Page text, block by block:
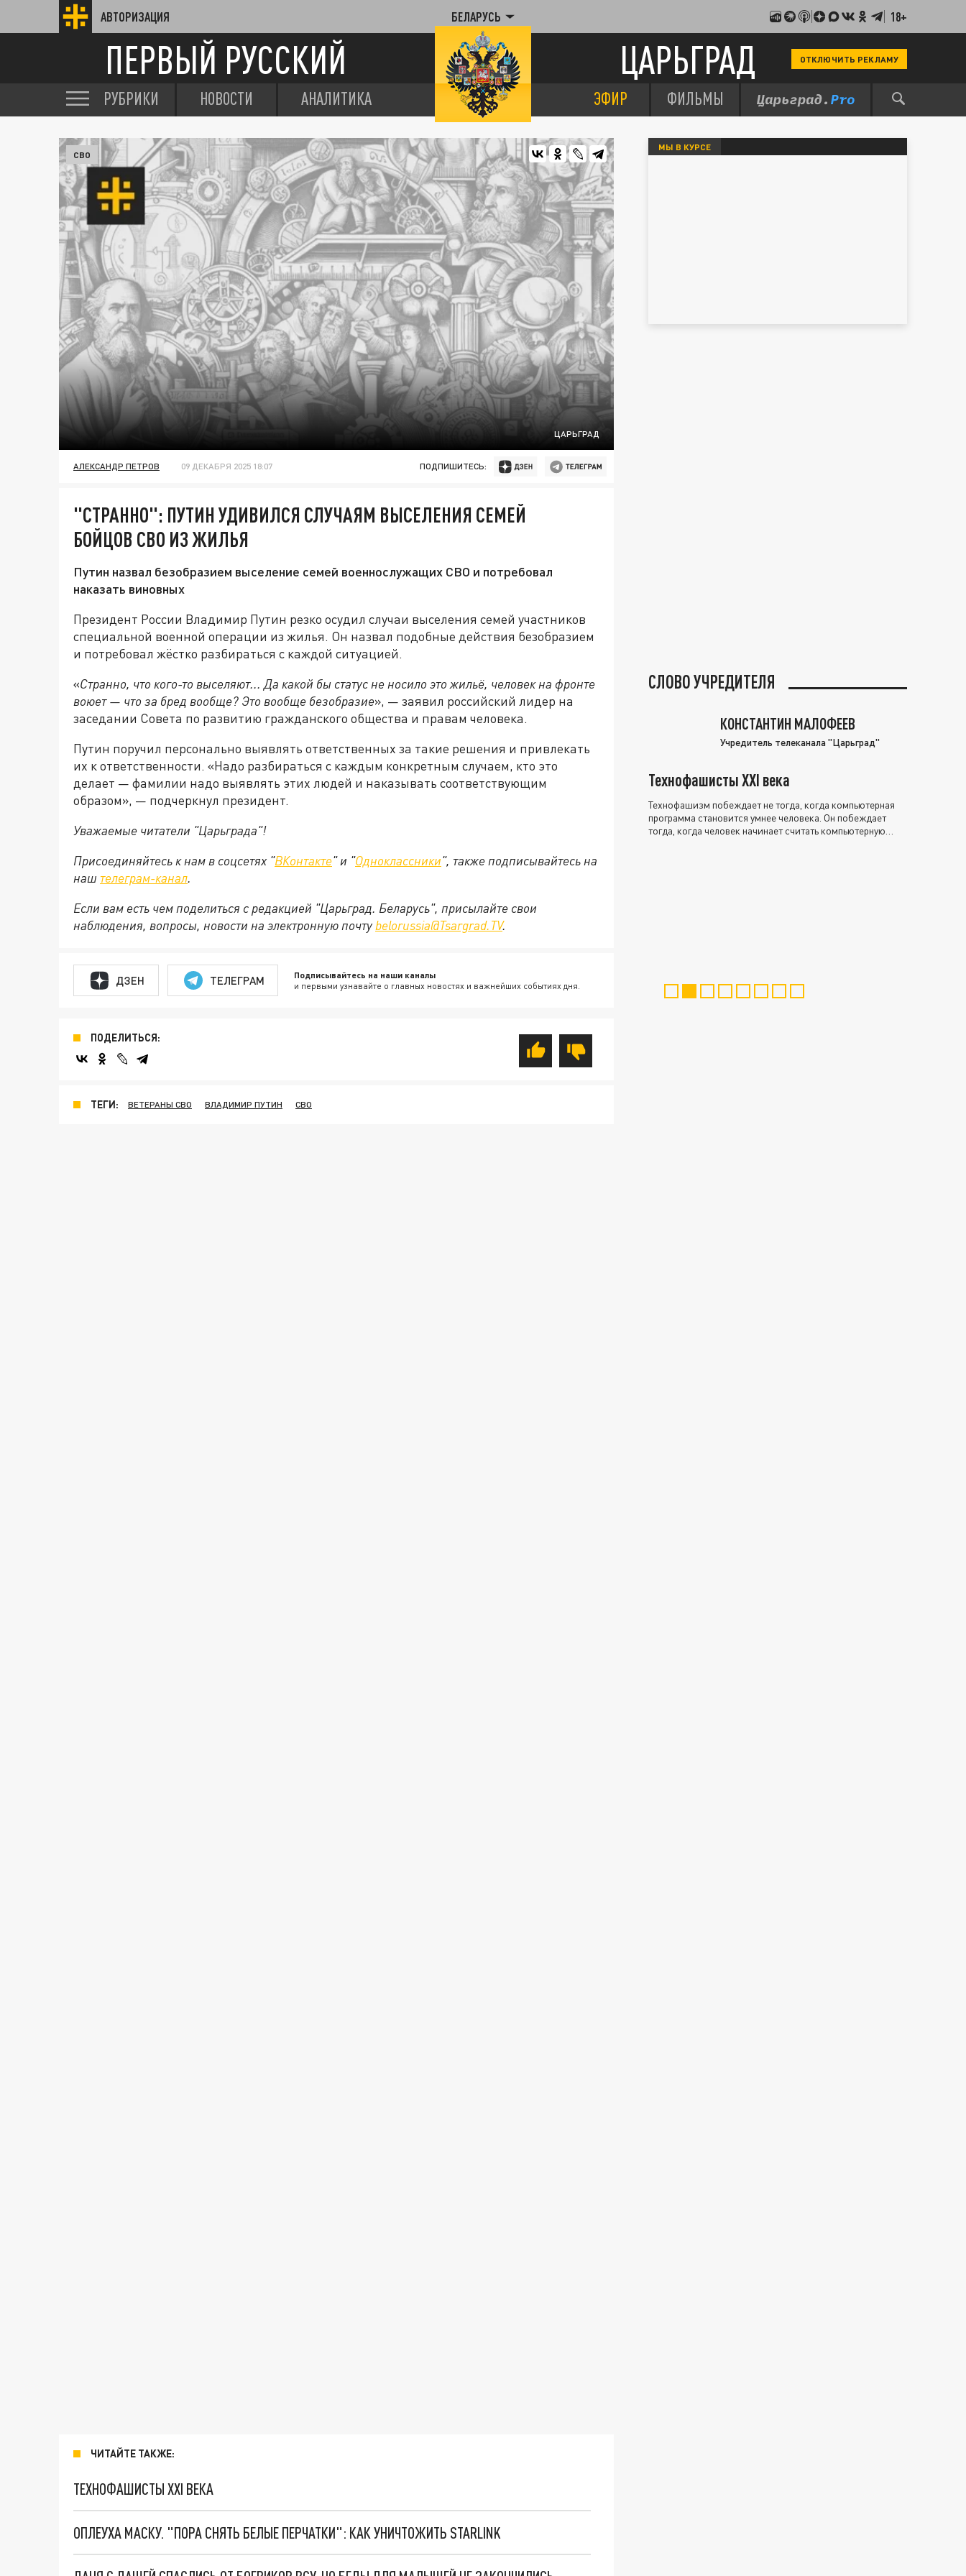
АВТОРИЗАЦИЯ БЕЛАРУСЬ 18+
ПЕРВЫЙ РУССКИЙ ЦАРЬГРАД ОТКЛЮЧИТЬ РЕКЛАМУ
РУБРИКИ НОВОСТИ АНАЛИТИКА ЭФИР ФИЛЬМЫ
ЦАРЬГРАД
СВО
АЛЕКСАНДР ПЕТРОВ 09 ДЕКАБРЯ 2025 18:07 ПОДПИШИТЕСЬ:
"СТРАННО": ПУТИН УДИВИЛСЯ СЛУЧАЯМ ВЫСЕЛЕНИЯ СЕМЕЙ
БОЙЦОВ СВО ИЗ ЖИЛЬЯ
Путин назвал безобразием выселение семей военнослужащих СВО и потребовал
наказать виновных
Президент России Владимир Путин резко осудил случаи выселения семей участников
специальной военной операции из жилья. Он назвал подобные действия безобразием
и потребовал жёстко разбираться с каждой ситуацией.
«Странно, что кого-то выселяют... Да какой бы статус не носило это жильё, человек на фронте
воюет — что за бред вообще? Это вообще безобразие», — заявил российский лидер на
заседании Совета по развитию гражданского общества и правам человека.
Путин поручил персонально выявлять ответственных за такие решения и привлекать
их к ответственности. «Надо разбираться с каждым конкретным случаем, кто это
делает — фамилии надо выявлять этих людей и наказывать соответствующим
образом», — подчеркнул президент.
Уважаемые читатели "Царьграда"!
Присоединяйтесь к нам в соцсетях "ВКонтакте" и "Одноклассники", также подписывайтесь на
наш телеграм-канал.
Если вам есть чем поделиться с редакцией "Царьград. Беларусь", присылайте свои
наблюдения, вопросы, новости на электронную почту belorussia@Tsargrad.TV.
ДЗЕН ТЕЛЕГРАМ Подписывайтесь на наши каналы
и первыми узнавайте о главных новостях и важнейших событиях дня.
ПОДЕЛИТЬСЯ:
ТЕГИ: ВЕТЕРАНЫ СВО ВЛАДИМИР ПУТИН СВО
ЧИТАЙТЕ ТАКЖЕ:
ТЕХНОФАШИСТЫ XXI ВЕКА
ОПЛЕУХА МАСКУ. "ПОРА СНЯТЬ БЕЛЫЕ ПЕРЧАТКИ": КАК УНИЧТОЖИТЬ STARLINK
МЫ В КУРСЕ
СЛОВО УЧРЕДИТЕЛЯ
КОНСТАНТИН МАЛОФЕЕВ
Учредитель телеканала "Царьград"
Технофашисты XXI века
Технофашизм побеждает не тогда, когда компьютерная
программа становится умнее человека. Он побеждает
тогда, когда человек начинает считать компьютерную